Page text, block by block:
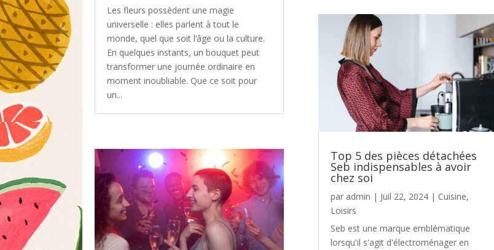
Les fleurs possèdent une magie
universelle : elles parlent à tout le
monde, quel que soit l’âge ou la culture.
En quelques instants, un bouquet peut
transformer une journée ordinaire en
moment inoubliable. Que ce soit pour
un...
Top 5 des pièces détachées
Seb indispensables à avoir
chez soi
par admin | Juil 22, 2024 | Cuisine,
Loisirs
Seb est une marque emblématique
lorsqu'il s'agit d'électroménager en